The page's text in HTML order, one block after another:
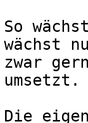
So
wächst
zwar
umsetzt.
Die